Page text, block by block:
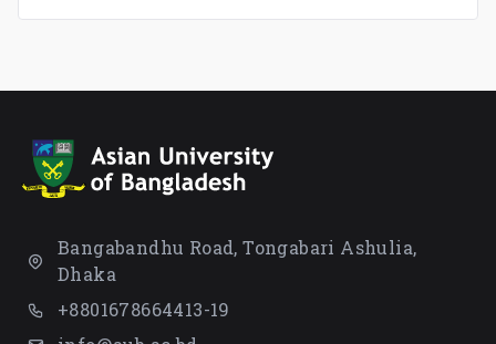
Bangabandhu Road, Tongabari Ashulia,
Dhaka
+8801678664413-19